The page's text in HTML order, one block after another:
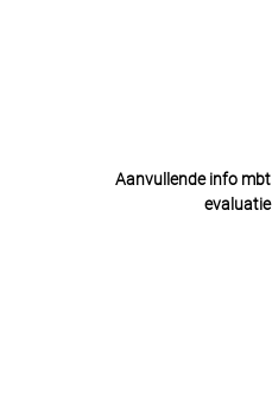
Aanvullende info mbt
evaluatie